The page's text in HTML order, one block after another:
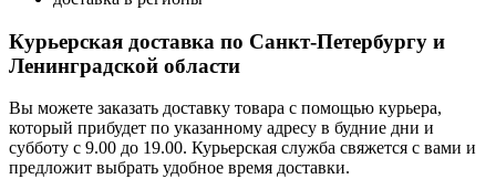
Курьерская доставка по Санкт-Петербургу и
Ленинградской области
Вы можете заказать доставку товара с помощью курьера,
который прибудет по указанному адресу в будние дни и
субботу с 9.00 до 19.00. Курьерская служба свяжется с вами и
предложит выбрать удобное время доставки.